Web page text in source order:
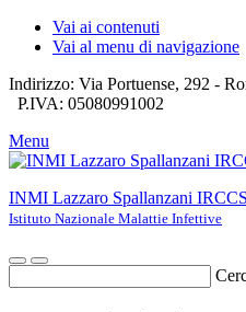
Vai ai contenuti
Vai al menu di navigazione
Indirizzo: Via Portuense, 292 -
P.IVA: 05080991002
Menu
INMI Lazzaro Spallanzani IRCCS
Istituto Nazionale Malattie Infettive